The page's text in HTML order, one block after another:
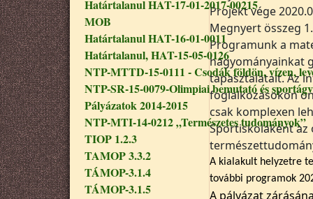
Határtalanul HAT-17-01-2017-00215
MOB
Határtalanul HAT-16-01-0011
Határtalanul, HAT-15-05-0126
NTP-MTTD-15-0111 - Csodák földön, vízen,
NTP-SR-15-0079-Olimpiai bemutató és
Pályázatok 2014-2015
NTP-MTI-14-0212 „Természetes tudományok”
TIOP 1.2.3
TAMOP 3.3.2
TÁMOP-3.1.4
TÁMOP-3.1.5
Projekt vége
Megnyert összeg
Programunk a
hagyományainkat
tapasztalatait. Az
foglalkozásokon
csak komplexen
Sportiskolaként az
A kialakult helyzetre
további programok
A pályázat